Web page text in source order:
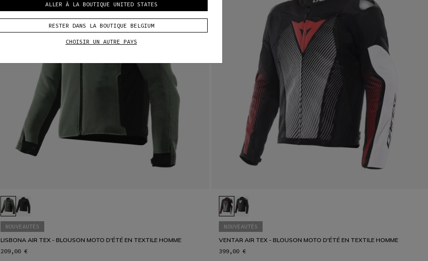
NOUVEAUTÉS
LISBONA AIR TEX - BLOUSON MOTO D'ÉTÉ EN TEXTILE HOMME
209,00 €
NOUVEAUTÉS
VENTAR AIR TEX - BLOUSON MOTO D'ÉTÉ EN TEXTILE HOMME
399,00 €
ALLER À LA BOUTIQUE UNITED STATES
RESTER DANS LA BOUTIQUE BELGIUM
CHOISIR UN AUTRE PAYS